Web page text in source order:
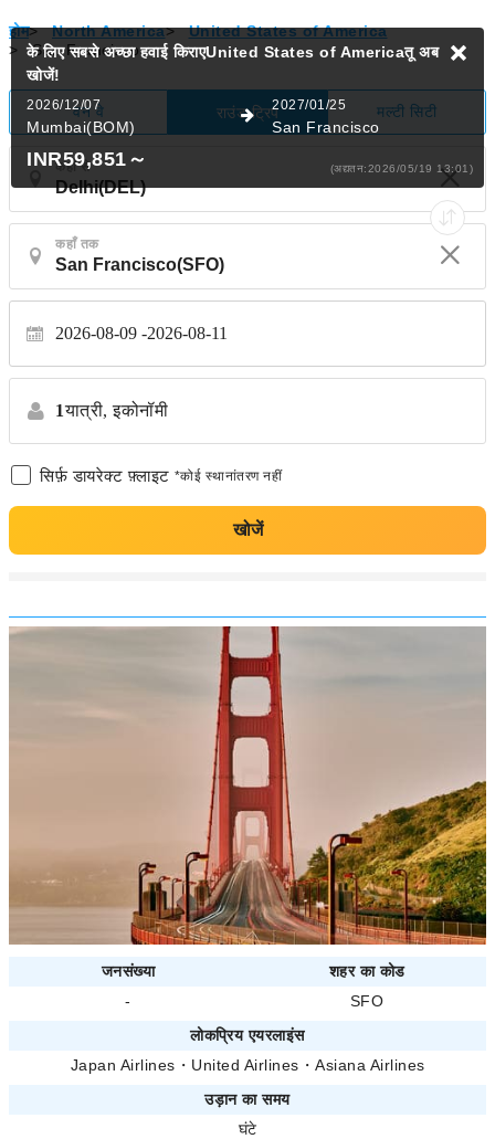
होम> North America>
United States of America
>
San Francisco
वन वे राउंड ट्रिप मल्टी सिटी
कहाँ से
कहाँ तक
2026-08-09 2026-08-11
1यात्री, इकोनॉमी
सिर्फ़ डायरेक्ट फ़्लाइट *कोई स्थानांतरण नहीं
खोजें
के लिए सबसे अच्छा हवाई किराएUnited States of Americaतूअब
खोजें!
2026/12/07
Mumbai(BOM)
2027/01/25
San Francisco
INR59,851 ～ (अद्यतन:2026/05/19 13:01)
जनसंख्या
शहर का कोड
-
SFO
लोकप्रिय एयरलाइंस
Japan Airlines ・ United Airlines ・ Asiana Airlines
उड़ान का समय
घंटे